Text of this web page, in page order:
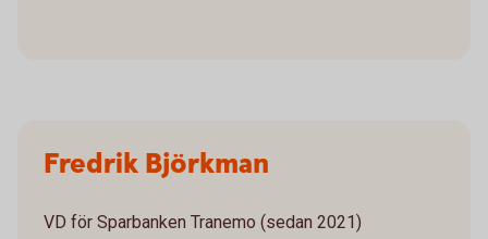
Fredrik Björkman
VD för Sparbanken Tranemo (sedan 2021)